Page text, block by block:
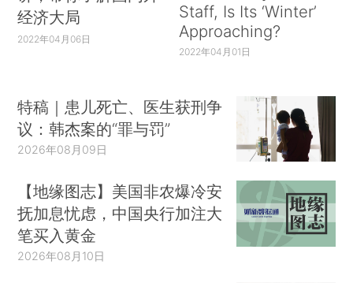
经济大局
2022年04月06日
Staff, Is Its ‘Winter’
Approaching?
2022年04月01日
特稿｜患儿死亡、医生获刑争
议：韩杰案的“罪与罚”
2026年08月09日
【地缘图志】美国非农爆冷安
抚加息忧虑，中国央行加注大
笔买入黄金
2026年08月10日